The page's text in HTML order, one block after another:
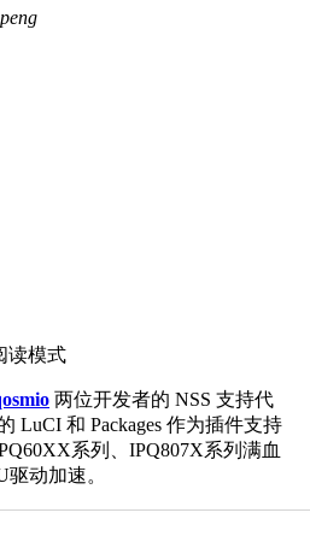
读模式
两位开发者的 NSS 支持代
LuCI 和 Packages 作为插件支持
系列、IPQ807X系列满血
动加速。